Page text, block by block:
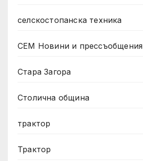
селскостопанска техника
СЕМ Новини и прессъобщения
Стара Загора
Столична община
трактор
Трактор